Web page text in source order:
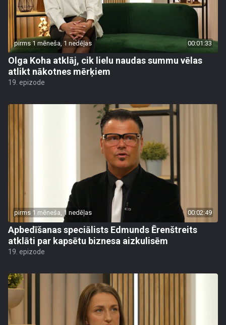
pirms 1 mēneša, 1 nedēļas 00:01:33
Olga Koha atklāj, cik lielu naudas summu vēlas
atlikt nākotnes mērķiem
19. epizode
pirms 1 mēneša, 1 nedēļas 00:02:49
Apbedīšanas speciālists Edmunds Ērenštreits
atklāti par kapsētu biznesa aizkulisēm
19. epizode